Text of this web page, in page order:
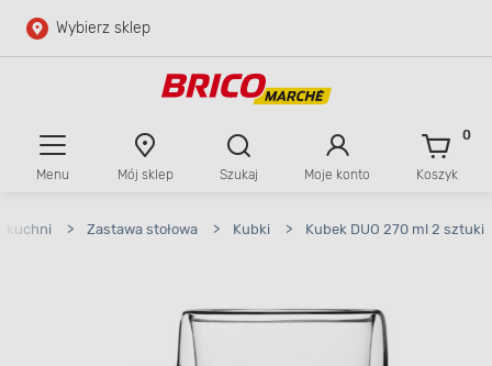
Przejdź do głównej zawartości
Wybierz sklep
Menu Mój sklep Szukaj Moje konto Koszyk
0
kuchni > Zastawa stołowa > Kubki > Kubek DUO 270 ml 2 sztuki